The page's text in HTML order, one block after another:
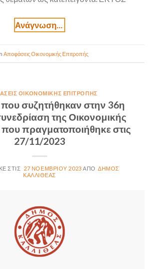
Αποφάσεις Οικονομικής Επιτροπής
ΟΙΚΟΝΟΜΙΚΉΣ ΕΠΙΤΡΟΠΉΣ
συζητήθηκαν στην 36η
της Οικονομικής
πραγματοποιήθηκε στις
27/11/2023
27 ΝΟΕΜΒΡΊΟΥ 2023
ΔΉΜΟΣ
ΚΑΛΛΙΘΈΑΣ